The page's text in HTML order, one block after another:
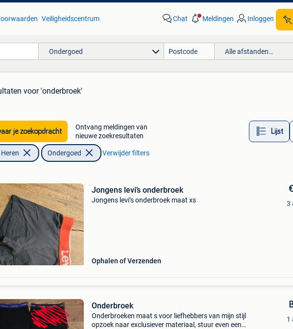
Veiligheidscentrum Chat Meldingen Inloggen
Ondergoed Alle afstanden…
voor 'onderbroek'
je zoekopdracht
Ontvang meldingen van
nieuwe zoekresultaten
Lijst
Ondergoed Verwijder filters
Jongens levi’s onderbroek
Jongens levi’s onderbroek maat xs
Ophalen of Verzenden
3
Onderbroek
Onderbroeken maat s voor liefhebbers van mijn stijl
opzoek naar exclusiever materiaal, stuur even een
1